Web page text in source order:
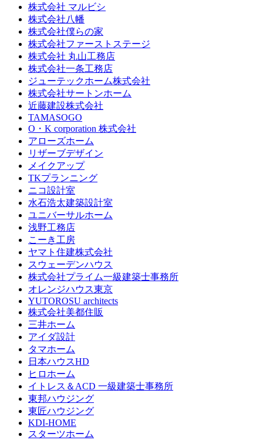
株式会社 マルビシ
株式会社八幡
株式会社僕らの家
株式会社ファーストステージ
株式会社 丸山工務店
株式会社一条工務店
ジューテックホーム株式会社
株式会社サートンホーム
近藤建設株式会社
TAMASOGO
O・K corporation 株式会社
アローズホーム
リザーブデザイン
メイクアップ
TKプランニング
ニコ設計室
水石浩太建築設計室
ユニバーサルホーム
浅野工務店
こーき工房
ヤマト住建株式会社
スウェーデンハウス
株式会社プライム一級建築士事務所
オレンジハウス東京
YUTOROSU architects
株式会社美都住販
三井ホーム
アイダ設計
タマホーム
日本ハウスHD
ヒロホーム
イトレス＆ACD 一級建築士事務所
東邦ハウジング
東匠ハウジング
KDI-HOME
スターツホーム